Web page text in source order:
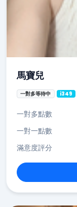
馬寶兒
一對多等待中 i349
一對多點數
一對一點數
滿意度評分